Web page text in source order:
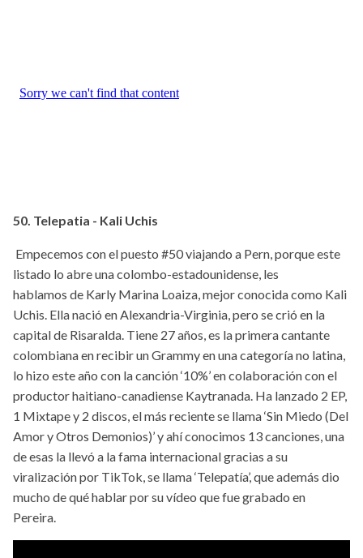
50. Telepatia - Kali Uchis
Empecemos con el puesto #50 viajando a Pern, porque este
listado lo abre una colombo-estadounidense, les
hablamos de Karly Marina Loaiza, mejor conocida como Kali
Uchis. Ella nació en Alexandria-Virginia, pero se crió en la
capital de Risaralda. Tiene 27 años, es la primera cantante
colombiana en recibir un Grammy en una categoría no latina,
lo hizo este año con la canción ‘10%’ en colaboración con el
productor haitiano-canadiense Kaytranada. Ha lanzado 2 EP,
1 Mixtape y 2 discos, el más reciente se llama ‘Sin Miedo (Del
Amor y Otros Demonios)’ y ahí conocimos 13 canciones, una
de esas la llevó a la fama internacional gracias a su
viralización por TikTok, se llama ‘Telepatía’, que además dio
mucho de qué hablar por su vídeo que fue grabado en
Pereira.